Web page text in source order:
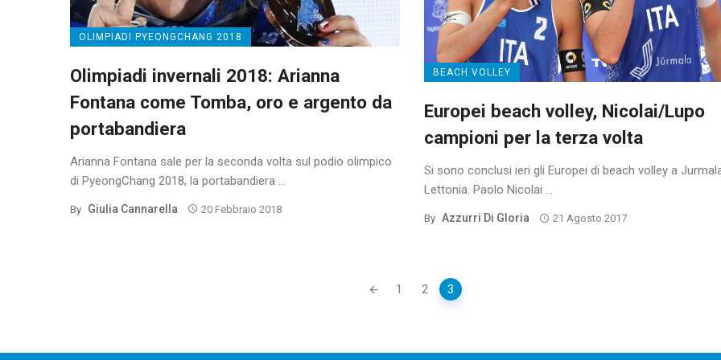
OLIMPIADI PYEONGCHANG 2018
Olimpiadi invernali 2018: Arianna
Fontana come Tomba, oro e argento da
portabandiera
Arianna Fontana sale per la seconda volta sul podio olimpico
di PyeongChang 2018, la portabandiera ...
By Giulia Cannarella 20 Febbraio 2018
BEACH VOLLEY
Europei beach volley, Nicolai/Lupo
campioni per la terza volta
Si sono conclusi ieri gli Europei di beach volley a
Lettonia. Paolo Nicolai ...
By Azzurri Di Gloria 21 Agosto 2017
1 2 3